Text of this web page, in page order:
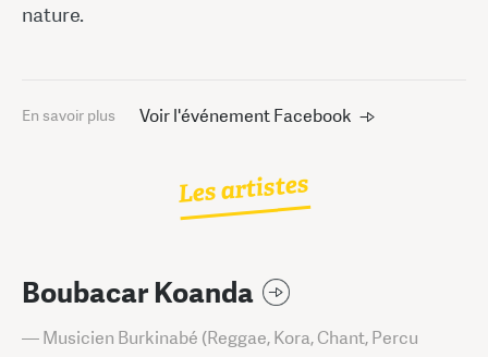
nature.
En savoir plus Voir l'événement Facebook
Les artistes
Boubacar Koanda
— Musicien Burkinabé (Reggae, Kora, Chant, Percu